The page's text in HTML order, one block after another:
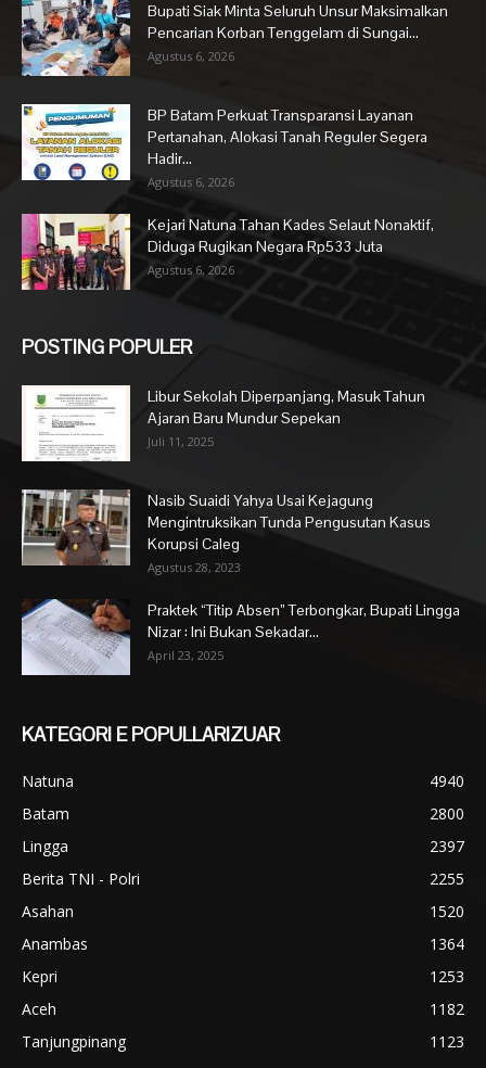
Bupati Siak Minta Seluruh Unsur Maksimalkan
Pencarian Korban Tenggelam di Sungai...
Agustus 6, 2026
BP Batam Perkuat Transparansi Layanan
Pertanahan, Alokasi Tanah Reguler Segera
Hadir...
Agustus 6, 2026
Kejari Natuna Tahan Kades Selaut Nonaktif,
Diduga Rugikan Negara Rp533 Juta
Agustus 6, 2026
POSTING POPULER
Libur Sekolah Diperpanjang, Masuk Tahun
Ajaran Baru Mundur Sepekan
Juli 11, 2025
Nasib Suaidi Yahya Usai Kejagung
Mengintruksikan Tunda Pengusutan Kasus
Korupsi Caleg
Agustus 28, 2023
Praktek “Titip Absen” Terbongkar, Bupati Lingga
Nizar : Ini Bukan Sekadar...
April 23, 2025
KATEGORI E POPULLARIZUAR
Natuna
4940
Batam
2800
Lingga
2397
Berita TNI - Polri
2255
Asahan
1520
Anambas
1364
Kepri
1253
Aceh
1182
Tanjungpinang
1123